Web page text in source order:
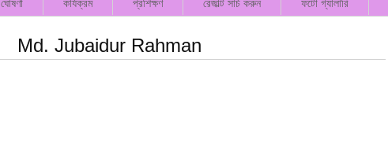
ঘোষণা কার্যক্রম প্রশিক্ষণ রেজাল্ট সার্চ করুন ফটো গ্যালারি
Md. Jubaidur Rahman